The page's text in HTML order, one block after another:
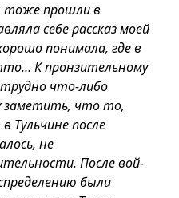
тоже прошли в
себе рассказ моей
понимала, где в
К пронзительному
что-либо
заметить, что то,
Тульчине после
не
После вой­
были